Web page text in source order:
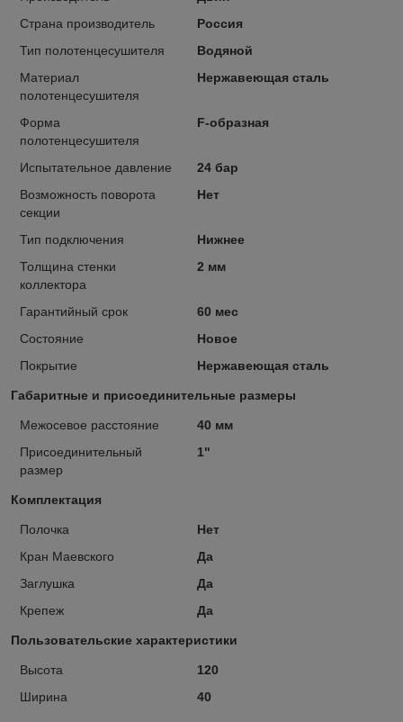
Страна производитель
Россия
Тип полотенцесушителя
Водяной
Материал
полотенцесушителя
Нержавеющая сталь
Форма
полотенцесушителя
F-образная
Испытательное давление
24 бар
Возможность поворота
секции
Нет
Тип подключения
Нижнее
Толщина стенки
коллектора
2 мм
Гарантийный срок
60 мес
Состояние
Новое
Покрытие
Нержавеющая сталь
Габаритные и присоединительные размеры
Межосевое расстояние
40 мм
Присоединительный
размер
1"
Комплектация
Полочка
Нет
Кран Маевского
Да
Заглушка
Да
Крепеж
Да
Пользовательские характеристики
Высота
120
Ширина
40